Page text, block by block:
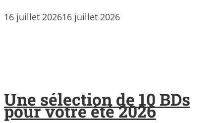
16 juillet 202616 juillet 2026
Une sélection de 10 BDs
pour votre été 2026